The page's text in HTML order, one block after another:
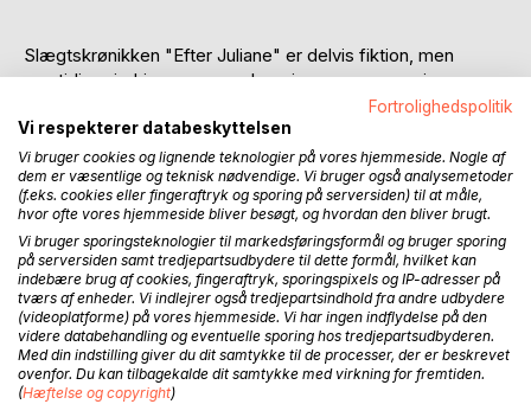
Slægtskrønikken "Efter Juliane" er delvis fiktion, men
samtidig erindringer og overleveringer gennem min egen
slægt, gennem mere end 100 år. Mange af personerne har
levet, ligesom flere af episoderne er sket i virkeligheden.
Jeg har selv navne og ansigter på størstedelen af
personerne i bogen.
Således begynder bogen med brylluppet mellem Juliane
Piil og Anders Hedeboe, en septemberdag i 1880 - mine
oldeforældre. Lokationen er et lille landsogn i Himmerland,
hvor det unge par begynder deres liv på "Lille Bækgaard"
som bliver 3. generationers fødehjem.
Efterhånden bevæger personeren sig ud i verden, hvilket
får sine konsekvenser, ligesom 2.Verdenskrig også spiller
en rolle.
Fortrolighedspolitik
Vi respekterer databeskyttelsen
Vi bruger cookies og lignende teknologier på vores hjemmeside. Nogle af
dem er væsentlige og teknisk nødvendige. Vi bruger også analysemetoder
(f.eks. cookies eller fingeraftryk og sporing på serversiden) til at måle,
hvor ofte vores hjemmeside bliver besøgt, og hvordan den bliver brugt.
Vi bruger sporingsteknologier til markedsføringsformål og bruger sporing
på serversiden samt tredjepartsudbydere til dette formål, hvilket kan
indebære brug af cookies, fingeraftryk, sporingspixels og IP-adresser på
tværs af enheder. Vi indlejrer også tredjepartsindhold fra andre udbydere
(videoplatforme) på vores hjemmeside. Vi har ingen indflydelse på den
videre databehandling og eventuelle sporing hos tredjepartsudbyderen.
Med din indstilling giver du dit samtykke til de processer, der er beskrevet
ovenfor. Du kan tilbagekalde dit samtykke med virkning for fremtiden.
(Hæftelse og copyright)